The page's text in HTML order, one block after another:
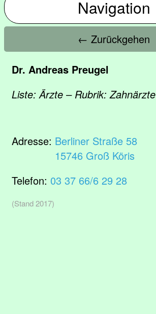
Navigation
← Zurückgehen
Dr. Andreas Preugel
Liste: Ärzte – Rubrik: Zahnärzte
Adresse: Berliner Straße 58
15746 Groß Köris
Telefon: 03 37 66/6 29 28
(Stand 2017)